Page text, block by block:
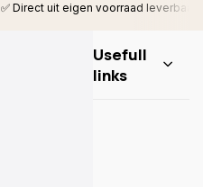
✅ Direct uit eigen voorraad leverbaar
Usefull
links